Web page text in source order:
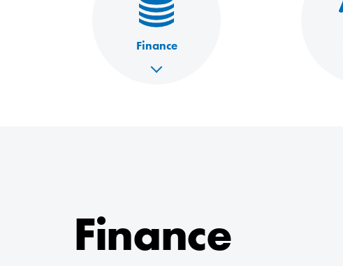
Finance
Finance